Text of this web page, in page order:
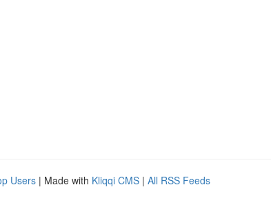
Users | Made with Kliqqi CMS | All RSS Feeds